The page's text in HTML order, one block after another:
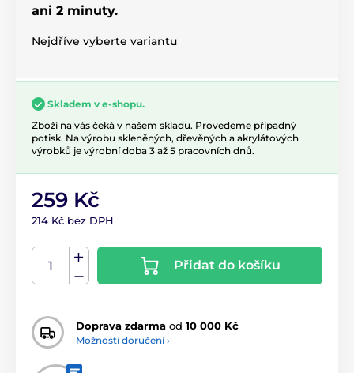
ani 2 minuty.
Nejdříve vyberte variantu
Skladem v e-shopu.
Zboží na vás čeká v našem skladu. Provedeme případný
potisk. Na výrobu skleněných, dřevěných a akrylátových
výrobků je výrobní doba 3 až 5 pracovních dnů.
259 Kč
214 Kč bez DPH
Přidat do košíku
Doprava zdarma od 10 000 Kč
Možnosti doručení ›